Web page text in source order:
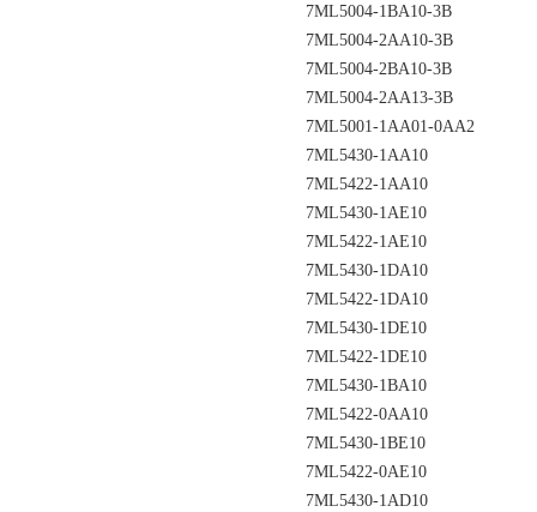
7ML5004-1BA10-3B
7ML5004-2AA10-3B
7ML5004-2BA10-3B
7ML5004-2AA13-3B
7ML5001-1AA01-0AA2
7ML5430-1AA10
7ML5422-1AA10
7ML5430-1AE10
7ML5422-1AE10
7ML5430-1DA10
7ML5422-1DA10
7ML5430-1DE10
7ML5422-1DE10
7ML5430-1BA10
7ML5422-0AA10
7ML5430-1BE10
7ML5422-0AE10
7ML5430-1AD10